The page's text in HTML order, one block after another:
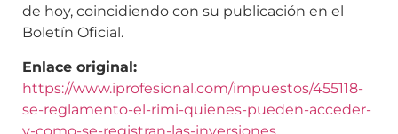
de hoy, coincidiendo con su publicación en el
Boletín Oficial.
Enlace original:
https://www.iprofesional.com/impuestos/455118-
se-reglamento-el-rimi-quienes-pueden-acceder-
y-como-se-registran-las-inversiones